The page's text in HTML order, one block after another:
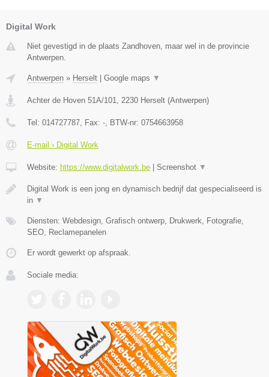
Digital Work
Niet gevestigd in de plaats Zandhoven, maar wel in de provincie
Antwerpen.
Antwerpen » Herselt | Google maps ▼
Achter de Hoven 51A/101 2230 Herselt (Antwerpen)
Tel: 014727787 , Fax: - , BTW-nr: 0754663958
E-mail › Digital Work
Website: https://www.digitalwork.be | Screenshot ▼
Digital Work is een jong en dynamisch bedrijf dat gespecialiseerd is
in ▼
Diensten: Webdesign, Grafisch ontwerp, Drukwerk, Fotografie,
SEO, Reclamepanelen
Er wordt gewerkt op afspraak.
Sociale media: